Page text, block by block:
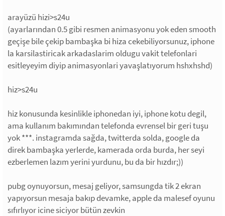
arayüzü hizi>s24u
(ayarlarından 0.5 gibi resmen animasyonu yok eden smooth
geçişe bile çekip bambaşka bi hiza cekebiliyorsunuz, iphone
la karsilastiricak arkadaslarim oldugu vakit telefonlari
esitleyeyim diyip animasyonlari yavaşlatıyorum hshxhshd)
hiz>s24u
hiz konusunda kesinlikle iphonedan iyi, iphone kotu degil,
ama kullanım bakımından telefonda evrensel bir geri tuşu
yok ***. instagramda sağda, twitterda solda, google da
direk bambaşka yerlerde, kamerada orda burda, her seyi
ezberlemen lazım yerini yurdunu, bu da bir hızdır;))
pubg oynuyorsun, mesaj geliyor, samsungda tik 2 ekran
yapıyorsun mesaja bakıp devamke, apple da malesef oyunu
sıfırlıyor icine siciyor bütün zevkin